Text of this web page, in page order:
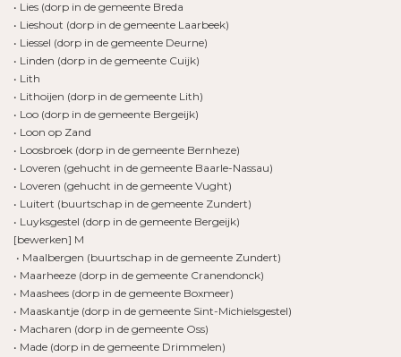
• Lies (dorp in de gemeente Breda
• Lieshout (dorp in de gemeente Laarbeek)
• Liessel (dorp in de gemeente Deurne)
• Linden (dorp in de gemeente Cuijk)
• Lith
• Lithoijen (dorp in de gemeente Lith)
• Loo (dorp in de gemeente Bergeijk)
• Loon op Zand
• Loosbroek (dorp in de gemeente Bernheze)
• Loveren (gehucht in de gemeente Baarle-Nassau)
• Loveren (gehucht in de gemeente Vught)
• Luitert (buurtschap in de gemeente Zundert)
• Luyksgestel (dorp in de gemeente Bergeijk)
[bewerken] M
• Maalbergen (buurtschap in de gemeente Zundert)
• Maarheeze (dorp in de gemeente Cranendonck)
• Maashees (dorp in de gemeente Boxmeer)
• Maaskantje (dorp in de gemeente Sint-Michielsgestel)
• Macharen (dorp in de gemeente Oss)
• Made (dorp in de gemeente Drimmelen)